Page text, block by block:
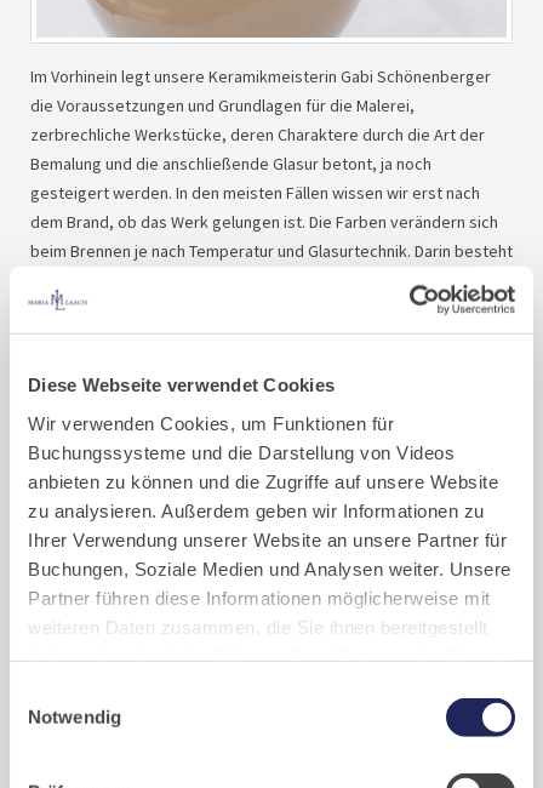
Diese Webseite verwendet Cookies
Wir verwenden Cookies, um Funktionen für
Buchungssysteme und die Darstellung von Videos
anbieten zu können und die Zugriffe auf unsere Website
zu analysieren. Außerdem geben wir Informationen zu
Ihrer Verwendung unserer Website an unsere Partner für
Buchungen, Soziale Medien und Analysen weiter. Unsere
Partner führen diese Informationen möglicherweise mit
weiteren Daten zusammen, die Sie ihnen bereitgestellt
challenges.cloudflare.com: Wir verwenden das online
Buchungssystem MEWS in unserem Hotel und unserem
Notwendig
Im Vorhinein legt unsere Keramikmeisterin Gabi Schönenberger
die Voraussetzungen und Grundlagen für die Malerei,
zerbrechliche Werkstücke, deren Charaktere durch die Art der
Bemalung und die anschließende Glasur betont, ja noch
gesteigert werden. In den meisten Fällen wissen wir erst nach
dem Brand, ob das Werk gelungen ist. Die Farben verändern sich
beim Brennen je nach Temperatur und Glasurtechnik. Darin besteht
einerseits die Herausforderung und gleichermaßen andererseits
die Kunst, sich dieses Wissen zu einer lebendigen Gestaltung der
Motive oder des Dekors zunutze zu machen.
Schöne Gebrauchsgegenstände für den gedeckten Tisch und
Objekte, die unser Leben reicher machen, zu erschaffen, ist
unsere Leidenschaft. Ihre auch? Dann freuen wir uns, von Ihnen zu
hören.
Für Sie soll es etwas Besonderes sein!
Bis bald.